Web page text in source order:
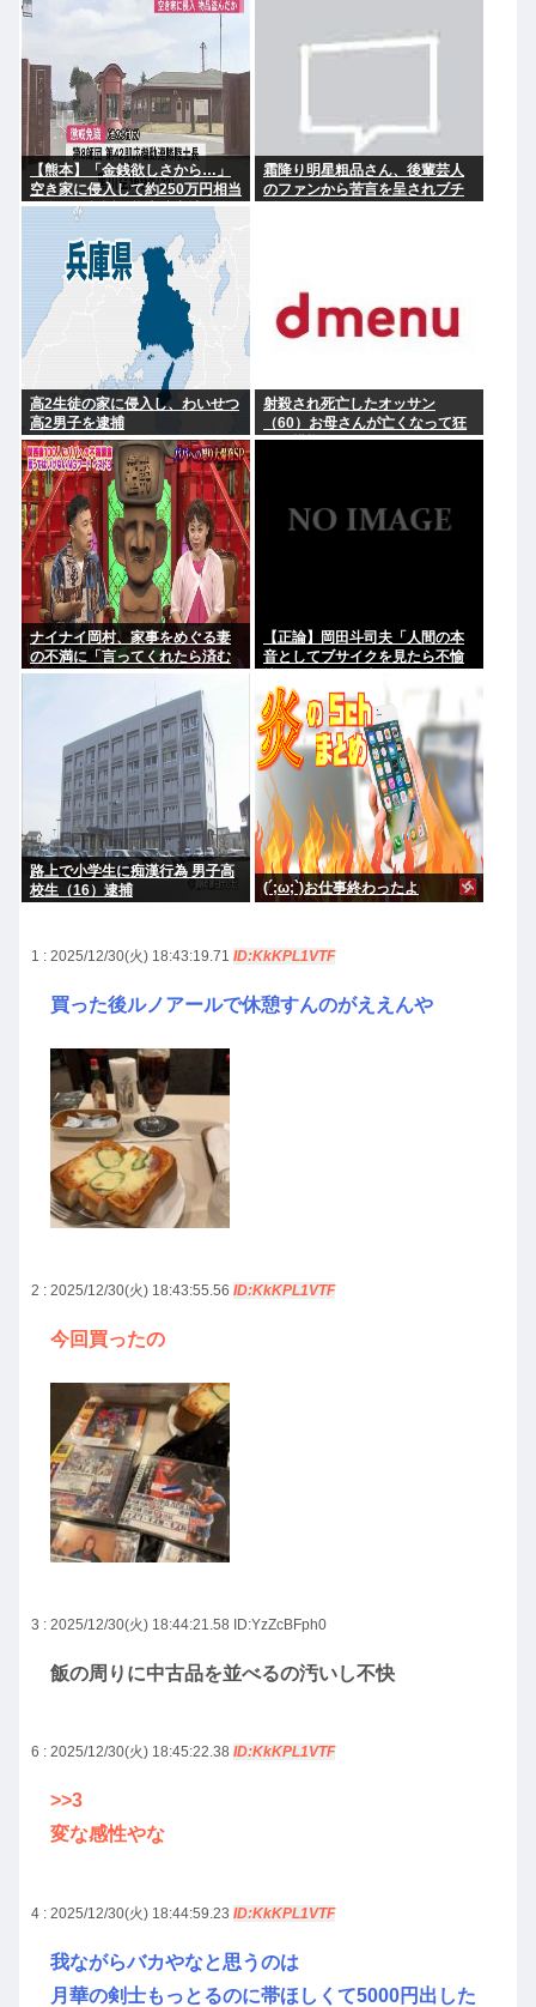
【熊本】「金銭欲しさから…」
空き家に侵入して約250万円相当
を盗んで起訴、熊本駐屯地の自
霜降り明星粗品さん、後輩芸人
のファンから苦言を呈されブチ
高2生徒の家に侵入し、わいせつ
高2男子を逮捕
射殺され死亡したオッサン
（60）お母さんが亡くなって狂
った模様
ナイナイ岡村、家事をめぐる妻
の不満に「言ってくれたら済む
話やん」になるみ「バイトやっ
たらクビやで」説教受け黙り込
【正論】岡田斗司夫「人間の本
音としてブサイクを見たら不愉
んだ」
路上で小学生に痴漢行為 男子高
校生（16）逮捕
(´;ω;`)お仕事終わったよ
1 : 2025/12/30(火) 18:43:19.71 ID:KkKPL1VTF
買った後ルノアールで休憩すんのがええんや
2 : 2025/12/30(火) 18:43:55.56 ID:KkKPL1VTF
今回買ったの
3 : 2025/12/30(火) 18:44:21.58 ID:YzZcBFph0
飯の周りに中古品を並べるの汚いし不快
6 : 2025/12/30(火) 18:45:22.38 ID:KkKPL1VTF
>>3
変な感性やな
4 : 2025/12/30(火) 18:44:59.23 ID:KkKPL1VTF
我ながらバカやなと思うのは
月華の剣士もっとるのに帯ほしくて5000円出した